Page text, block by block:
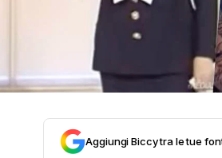
Aggiungi Biccy tra le tue